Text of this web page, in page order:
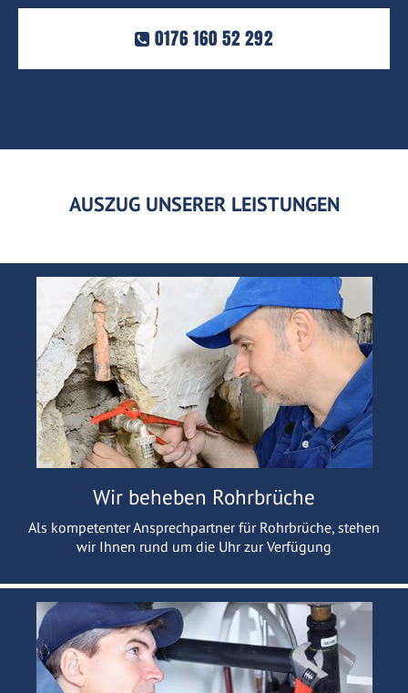
0176 160 52 292
AUSZUG UNSERER LEISTUNGEN
Wir beheben Rohrbrüche
Als kompetenter Ansprechpartner für Rohrbrüche, stehen
wir Ihnen rund um die Uhr zur Verfügung